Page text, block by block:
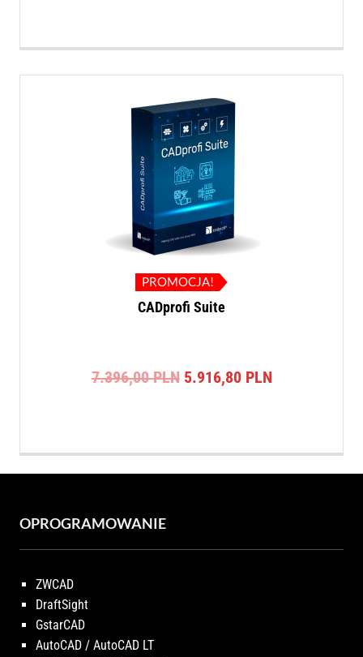
PROMOCJA!
CADprofi Suite
7.396,00PLN Pierwotna
5.916,80 PLNAktualna
OPROGRAMOWANIE
ZWCAD
DraftSight
GstarCAD
AutoCAD / AutoCAD LT